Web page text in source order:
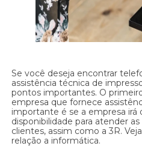
Se você deseja encontrar
assistência técnica de
pontos importantes. O
empresa que fornece
importante é se a empresa irá
disponibilidade para atender
clientes, assim como a 3R.
relação a informática.